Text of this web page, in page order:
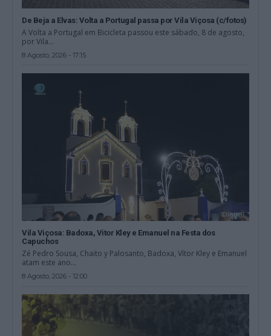
De Beja a Elvas: Volta a Portugal passa por Vila Viçosa (c/fotos)
A Volta a Portugal em Bicicleta passou este sábado, 8 de agosto,
por Vila...
8 Agosto, 2026 - 17:15
Vila Viçosa: Badoxa, Vitor Kley e Emanuel na Festa dos
Capuchos
Zé Pedro Sousa, Chaito y Palosanto, Badoxa, Vítor Kley e Emanuel
atam este ano...
8 Agosto, 2026 - 12:00